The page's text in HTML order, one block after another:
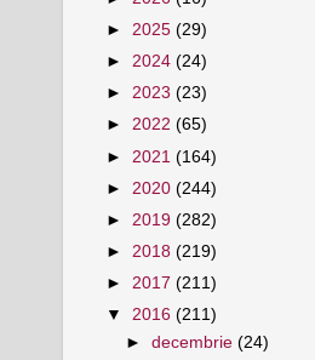
► 2025 (29)
► 2024 (24)
► 2023 (23)
► 2022 (65)
► 2021 (164)
► 2020 (244)
► 2019 (282)
► 2018 (219)
► 2017 (211)
▼ 2016 (211)
►decembrie(24)